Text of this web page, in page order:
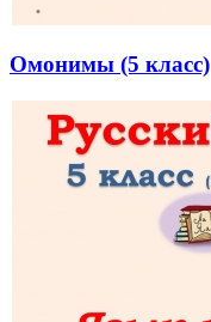
Омонимы (5 класс)